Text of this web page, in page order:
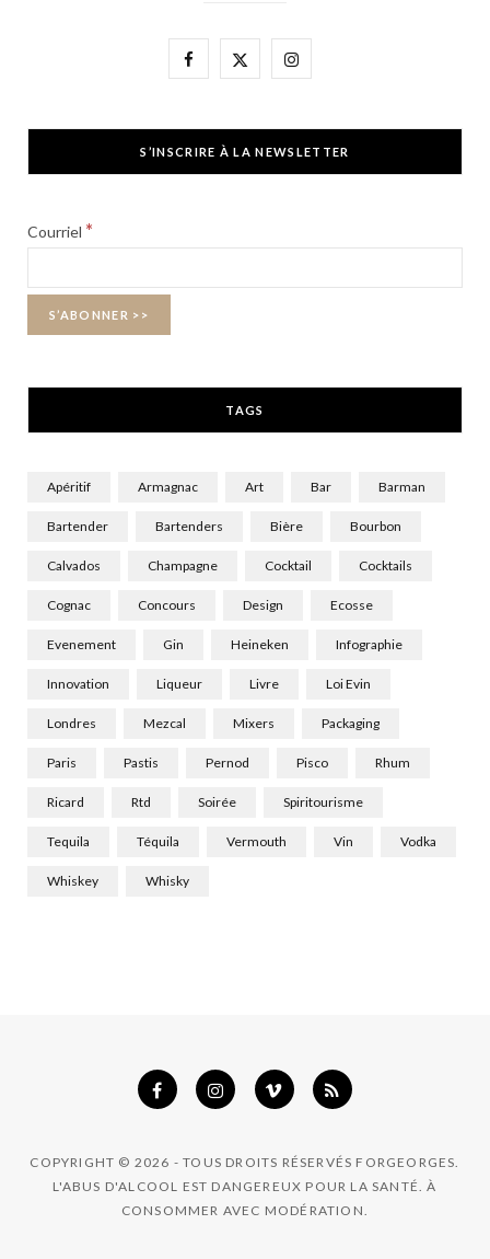
F
e
X
w
I
t
S’INSCRIRE À LA NEWSLETTER
Courriel *
TAGS
Apéritif Armagnac Art Bar Barman
Bartender Bartenders Bière Bourbon
Calvados Champagne Cocktail Cocktails
Cognac Concours Design Ecosse
Evenement Gin Heineken Infographie
Innovation Liqueur Livre Loi Evin
Londres Mezcal Mixers Packaging
Paris Pastis Pernod Pisco Rhum
Ricard Rtd Soirée Spiritourisme
Tequila Téquila Vermouth Vin Vodka
Whiskey Whisky
COPYRIGHT © 2026 - TOUS DROITS RÉSERVÉS FORGEORGES.
L'ABUS D'ALCOOL EST DANGEREUX POUR LA SANTÉ. À
CONSOMMER AVEC MODÉRATION.